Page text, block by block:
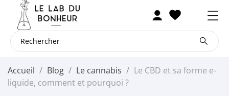
Accueil Blog Le cannabis
Le CBD et sa forme e-
liquide, comment et pourquoi ?